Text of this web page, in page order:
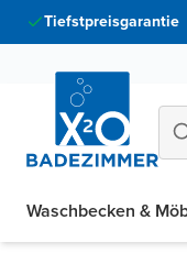
Tiefstpreisgarantie
Waschbecken &